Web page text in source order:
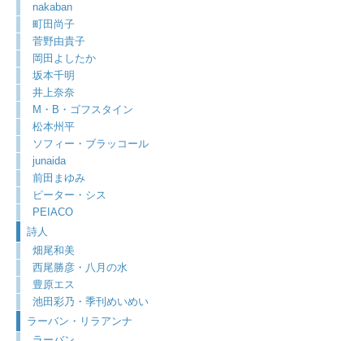
nakaban
町田尚子
菅野由貴子
岡田よしたか
坂本千明
井上奈奈
M・B・ゴフスタイン
松本州平
ソフィー・ブラッコール
junaida
前田まゆみ
ピーター・シス
PEIACO
詩人
畑尾和美
西尾勝彦・八月の水
豊原エス
池田彩乃・季刊めいめい
ラーバン・リラアンナ